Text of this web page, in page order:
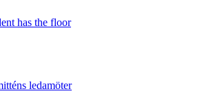
has the floor
ledamöter